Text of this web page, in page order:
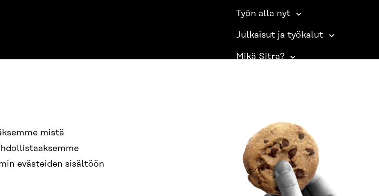
mistä
evästeiden sisältöön
Työn alla nyt
Julkaisut ja työkalut
Mikä Sitra?
SITRA SOSIAALISESSA MEDIASSA